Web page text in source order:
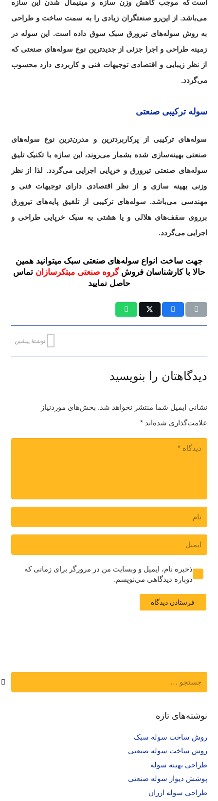
است .که موجب کاهش وزن سازه و مینیمال شدن این سازه‌
می‌باشد. از این‌رو صنعتگران زیادی را به سمت ساخت و طراحی
به روش سوله‌های تیرورق سبک سوق داده است. این سوله در
زمینه طراحی و اجرا جزئی از جدیدترین نوع سوله‌های صنعتی که
از نظر زیبایی و اقتصادی توجیهات فنی و کاربردی دارد محسوب
می‌گردد.
سوله ترکیبی صنعتی
سوله‌های ترکیبی از پرکاربردترین و مدرن‌ترین نوع سوله‌های
صنعتی بهینه‌سازی شده بشمار می‌روند، این سازه با تکنیک تلیق
سوله‌های صنعتی تیرورق و خرپایی اجرایی می‌گردد. لذا از نظر
وزنی بهینه‌ سازی و از نظر اقتصادی دارای توجیهات فنی و
مهندسی می‌باشد. سوله‌های ترکیبی از تلفیق پایه‌های تیرورق
برروی سقف‌های هلالی و یا هشتی به سبک خرپایی طراحی و
اجرایی می‌گردد.
جهت ساخت انواع سوله‌های صنعتی سبک میتوانید همین
حالا با کارشناسان فروشگروه صنعتی مبتکرسازان تماس
حاصل نمایید
نوشتهٔ پیشین
دیدگاهتان را بنویسید
نشانی ایمیل شما منتشر نخواهد شد. بخش‌های موردنیاز
علامت‌گذاری شده‌اند*
ذخیره نام، ایمیل و وبسایت من در مرورگر برای زمانی که
دوباره دیدگاهی می‌نویسم.
فرستادن دیدگاه
برای:
نوشته‌های تازه
روش ساخت سوله سبک
روش ساخت سوله صنعتی
طراحی بهینه سوله
پوشش دیوار سوله صنعتی
طراحی سوله ارزان